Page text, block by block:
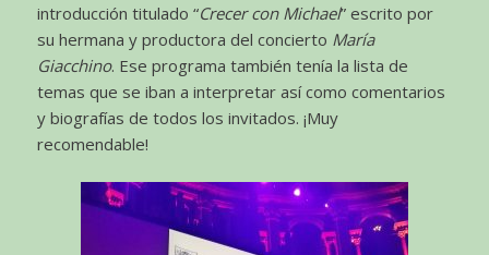
introducción titulado “Crecer con Michael” escrito por
su hermana y productora del concierto María
Giacchino. Ese programa también tenía la lista de
temas que se iban a interpretar así como comentarios
y biografías de todos los invitados. ¡Muy
recomendable!